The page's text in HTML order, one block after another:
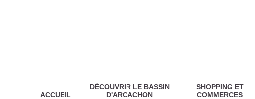
ACCUEIL
DÉCOUVRIR LE BASSIN
D'ARCACHON
SHOPPING ET
COMMERCES